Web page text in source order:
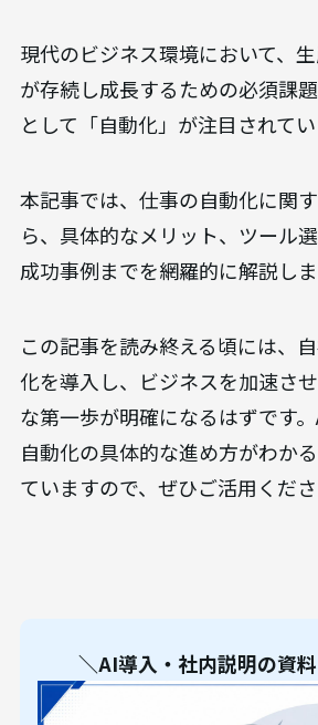
現代のビジネス環境において、
が存続し成長するための必須課
として「自動化」が注目されてい
本記事では、仕事の自動化に関
ら、具体的なメリット、ツール選
成功事例までを網羅的に解説しま
この記事を読み終える頃には、
化を導入し、ビジネスを加速さ
な第一歩が明確になるはずです
自動化の具体的な進め方がわか
ていますので、ぜひご活用くださ
＼AI導入・社内説明の資